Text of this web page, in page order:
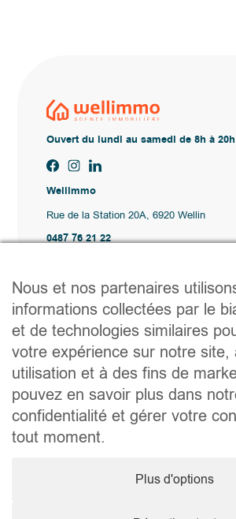
Ouvert du lundi au samedi de 8h à 20h
Wellimmo
Rue de la Station 20A, 6920 Wellin
0487 76 21 22
Acheter
Louer
Vendre
Contact
Liens utiles
Conseils pratiques pour vendre ou louer
Préparer un déménagement
Documents utiles
Notaire.be
Nous et nos partenaires
informations collectées par le
et de technologies similaires
votre expérience sur notre site,
utilisation et à des fins de
pouvez en savoir plus dans
confidentialité et gérer votre
tout moment.
Plus d'options